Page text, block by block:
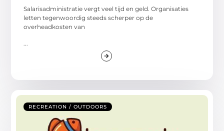
Salarisadministratie vergt veel tijd en geld. Organisaties
letten tegenwoordig steeds scherper op de
overheadkosten van
RECREATION / OUTDOORS